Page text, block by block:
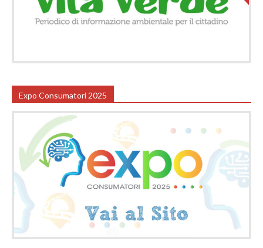
Expo Consumatori 2025